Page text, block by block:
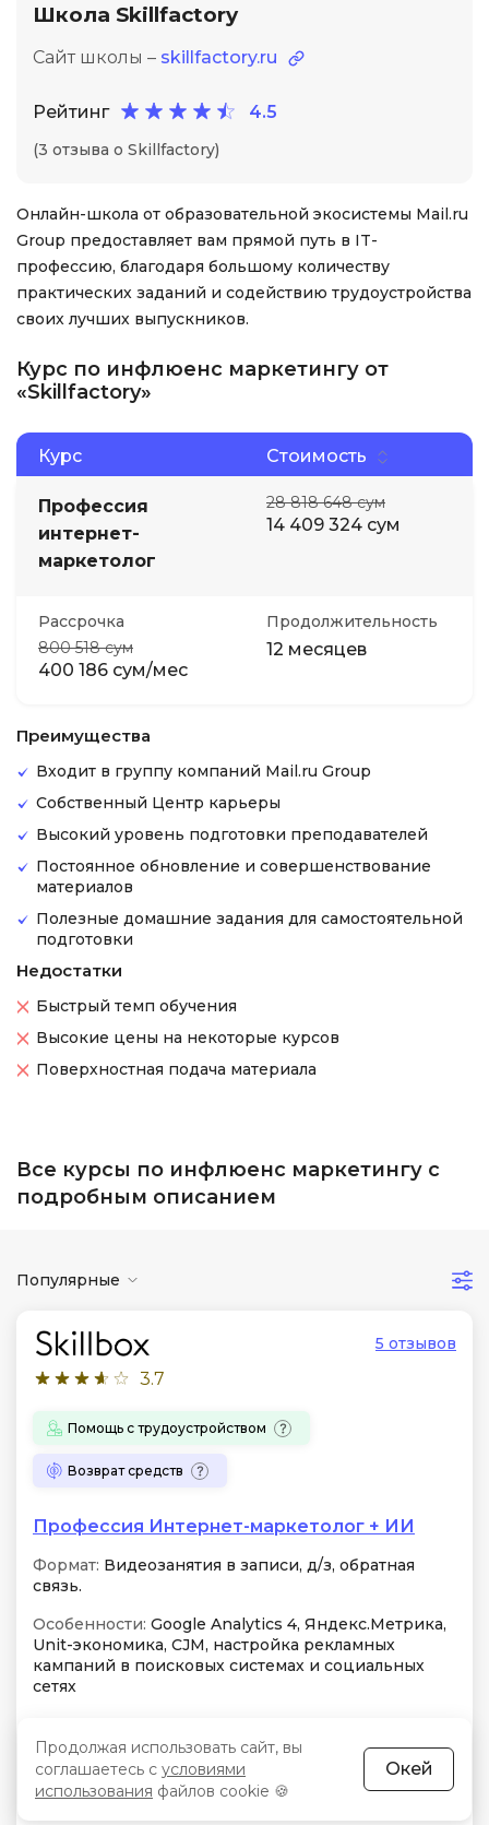
Школа Skillfactory
Сайт школы – skillfactory.ru
Рейтинг 4.5
(3 отзыва о Skillfactory)
Онлайн-школа от образовательной экосистемы Mail.ru
Group предоставляет вам прямой путь в IT-
профессию, благодаря большому количеству
практических заданий и содействию трудоустройства
своих лучших выпускников.
Курс по инфлюенс маркетингу от
«Skillfactory»
Курс Стоимость
Профессия
интернет-
маркетолог
28 818 648 сум
14 409 324 сум
Рассрочка
800 518 сум
400 186 сум/мес
Продолжительность
12 месяцев
Преимущества
Входит в группу компаний Mail.ru Group
Собственный Центр карьеры
Высокий уровень подготовки преподавателей
Постоянное обновление и совершенствование
материалов
Полезные домашние задания для самостоятельной
подготовки
Недостатки
Быстрый темп обучения
Высокие цены на некоторые курсов
Поверхностная подача материала
Все курсы по инфлюенс маркетингу с
подробным описанием
Популярные
3.7
5 отзывов
Помощь с трудоустройством
Возврат средств
Профессия Интернет-маркетолог + ИИ
Формат: Видеозанятия в записи, д/з, обратная
связь.
Особенности: Google Analytics 4, Яндекс.Метрика,
Unit-экономика, CJM, настройка рекламных
кампаний в поисковых системах и социальных
сетях
Бессрочный доступ
Продолжая использовать сайт, вы
соглашаетесь с условиями
использования файлов cookie 🍪
Окей